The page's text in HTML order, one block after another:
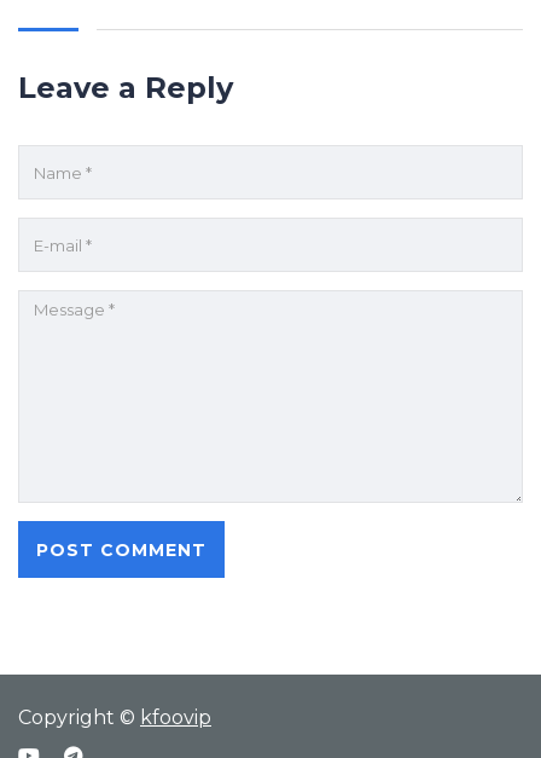
Leave a Reply
Copyright © kfoovip